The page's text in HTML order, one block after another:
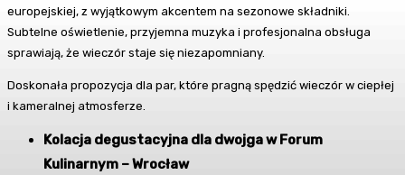
europejskiej, z wyjątkowym akcentem na sezonowe składniki.
Subtelne oświetlenie, przyjemna muzyka i profesjonalna obsługa
sprawiają, że wieczór staje się niezapomniany.
Doskonała propozycja dla par, które pragną spędzić wieczór w ciepłej
i kameralnej atmosferze.
Kolacja degustacyjna dla dwojga w Forum
Kulinarnym – Wrocław